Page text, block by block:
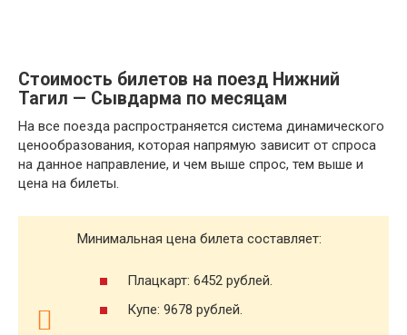
Стоимость билетов на поезд Нижний
Тагил — Сывдарма по месяцам
На все поезда распространяется система динамического
ценообразования, которая напрямую зависит от спроса
на данное направление, и чем выше спрос, тем выше и
цена на билеты.
Минимальная цена билета составляет:
Плацкарт: 6452 рублей.
Купе: 9678 рублей.